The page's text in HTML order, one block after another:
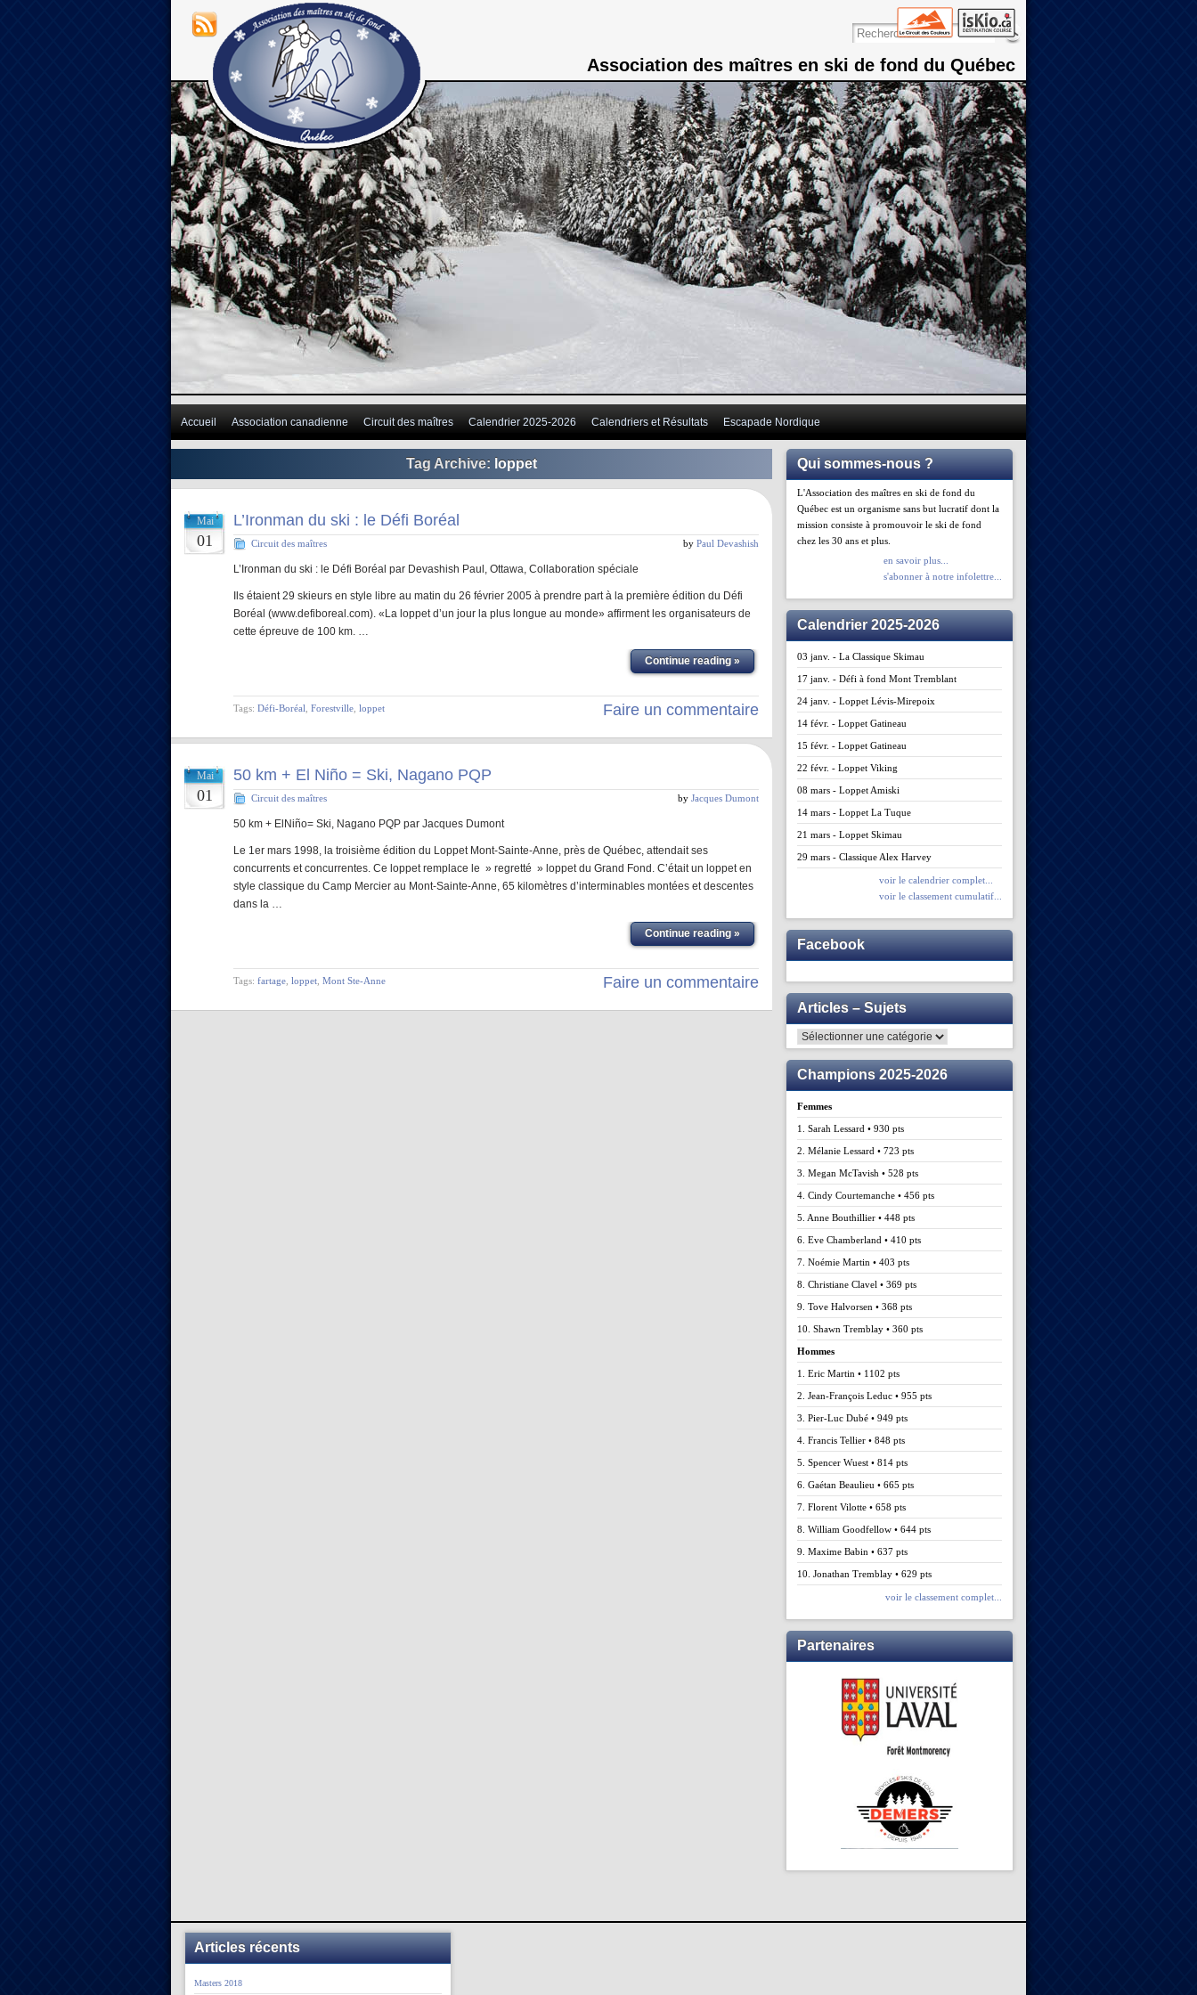
Association des maîtres en ski de fond du Québec
Accueil Association canadienne Circuit des maîtres Calendrier 2025-2026 Calendriers et Résultats Escapade Nordique
Tag Archive: loppet
Mai
01
L’Ironman du ski : le Défi Boréal
Circuit des maîtres by Paul Devashish
L’Ironman du ski : le Défi Boréal par Devashish Paul, Ottawa, Collaboration spéciale
Ils étaient 29 skieurs en style libre au matin du 26 février 2005 à prendre part à la première édition du Défi
Boréal (www.defiboreal.com). «La loppet d’un jour la plus longue au monde» affirment les organisateurs de
cette épreuve de 100 km. …
Continue reading »
Tags: Défi-Boréal Forestville loppet Faire un commentaire
Mai
01
50 km + El Niño = Ski, Nagano PQP
Circuit des maîtres by Jacques Dumont
50 km + ElNiño= Ski, Nagano PQP par Jacques Dumont
Le 1er mars 1998, la troisième édition du Loppet Mont-Sainte-Anne, près de Québec, attendait ses
concurrents et concurrentes. Ce loppet remplace le » regretté » loppet du Grand Fond. C’était un loppet en
style classique du Camp Mercier au Mont-Sainte-Anne, 65 kilomètres d’interminables montées et descentes
dans la …
Continue reading »
Tags: fartage loppet Mont Ste-Anne Faire un commentaire
Qui sommes-nous ?
L'Association des maîtres en ski de fond du
Québec est un organisme sans but lucratif dont la
mission consiste à promouvoir le ski de fond
chez les 30 ans et plus.
en savoir plus...
s'abonner à notre infolettre...
Calendrier 2025-2026
03 janv. - La Classique Skimau
17 janv. - Défi à fond Mont Tremblant
24 janv. - Loppet Lévis-Mirepoix
14 févr. - Loppet Gatineau
15 févr. - Loppet Gatineau
22 févr. - Loppet Viking
08 mars - Loppet Amiski
14 mars - Loppet La Tuque
21 mars - Loppet Skimau
29 mars - Classique Alex Harvey
voir le calendrier complet...
voir le classement cumulatif...
Facebook
Articles – Sujets
Articles
–
Sujets
Champions 2025-2026
Femmes
1. Sarah Lessard • 930 pts
2. Mélanie Lessard • 723 pts
3. Megan McTavish • 528 pts
4. Cindy Courtemanche • 456 pts
5. Anne Bouthillier • 448 pts
6. Eve Chamberland • 410 pts
7. Noémie Martin • 403 pts
8. Christiane Clavel • 369 pts
9. Tove Halvorsen • 368 pts
10. Shawn Tremblay • 360 pts
Hommes
1. Eric Martin • 1102 pts
2. Jean-François Leduc • 955 pts
3. Pier-Luc Dubé • 949 pts
4. Francis Tellier • 848 pts
5. Spencer Wuest • 814 pts
6. Gaétan Beaulieu • 665 pts
7. Florent Vilotte • 658 pts
8. William Goodfellow • 644 pts
9. Maxime Babin • 637 pts
10. Jonathan Tremblay • 629 pts
voir le classement complet...
Partenaires
Articles récents
Masters 2018